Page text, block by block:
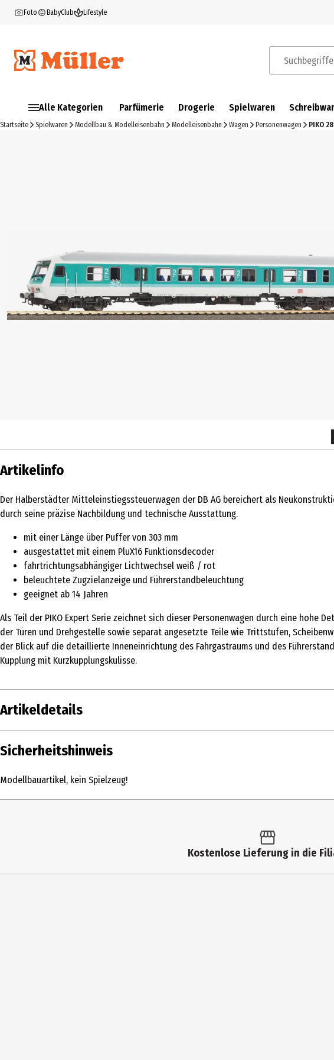
Foto BabyClub Lifestyle
Suchbegriffe /
Alle Kategorien Parfümerie Drogerie Spielwaren
Startseite Spielwaren Modellbau & Modelleisenbahn Modelleisenbahn Wagen Personenwagen PIKO
Artikelinfo
Der Halberstädter Mitteleinstiegssteuerwagen der DB AG bereichert als
durch seine präzise Nachbildung und technische Ausstattung.
mit einer Länge über Puffer von 303 mm
ausgestattet mit einem PluX16 Funktionsdecoder
fahrtrichtungsabhängiger Lichtwechsel weiß / rot
beleuchtete Zugzielanzeige und Führerstandbeleuchtung
geeignet ab 14 Jahren
Als Teil der PIKO Expert Serie zeichnet sich dieser Personenwagen durch eine hohe
der Türen und Drehgestelle sowie separat angesetzte Teile wie Trittstufen,
der Blick auf die detaillierte Inneneinrichtung des Fahrgastraums und des
Kupplung mit Kurzkupplungskulisse.
Artikeldetails
Inhalt
Sicherheitshinweis
Modellbauartikel, kein Spielzeug!
Kostenlose Lieferung in die